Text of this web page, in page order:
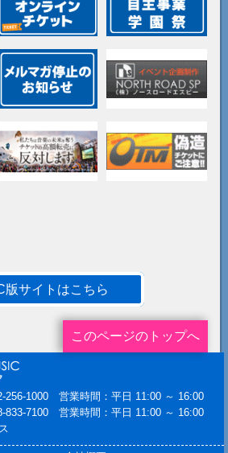
版サイトはこちら
このページのトップへ
1000 営業時間：平日 11:00 ～ 16:00
7100 営業時間：平日 11:00 ～ 16:00